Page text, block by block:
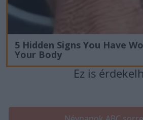
5 Hidden Signs You Have
Your Body
Ez is